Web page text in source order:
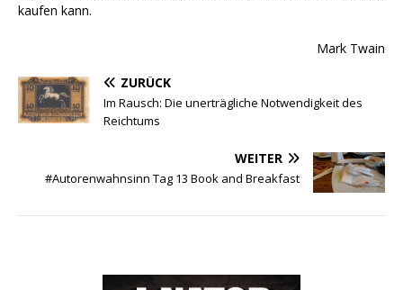
kaufen kann.
Mark Twain
ZURÜCK
Im Rausch: Die unerträgliche Notwendigkeit des
Reichtums
WEITER
#Autorenwahnsinn Tag 13 Book and Breakfast